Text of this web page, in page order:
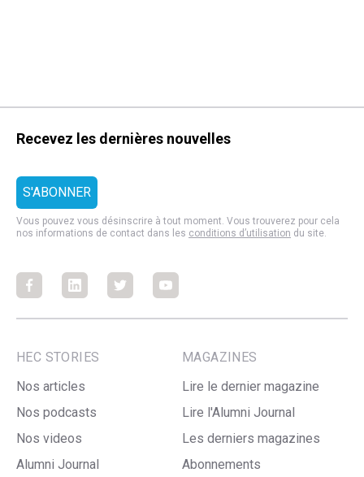
Recevez les dernières nouvelles
Vous pouvez vous désinscrire à tout moment. Vous trouverez pour cela
nos informations de contact dans les conditions d’utilisation du site.
FacebookFacebookFacebookFacebook
HEC STORIES
Nos articles
Nos podcasts
Nos videos
Alumni Journal
MAGAZINES
Lire le dernier magazine
Lire l'Alumni Journal
Les derniers magazines
Abonnements